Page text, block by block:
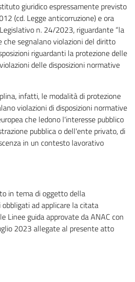
giuridico espressamente previsto
(cd. Legge anticorruzione) e ora
n. 24/2023, riguardante “la
che segnalano violazioni del diritto
riguardanti la protezione delle
delle disposizioni normative
infatti, le modalità di protezione
violazioni di disposizioni normative
che ledono l'interesse pubblico
pubblica o dell'ente privato, di
in un contesto lavorativo
in tema di oggetto della
ad applicare la citata
Linee guida approvate da ANAC con
2023 allegate al presente atto